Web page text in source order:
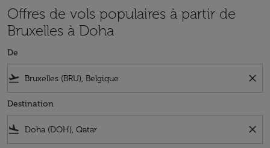
Offres de vols populaires à partir de
Bruxelles à Doha
De
flight_takeoff close
Destination
flight_land close